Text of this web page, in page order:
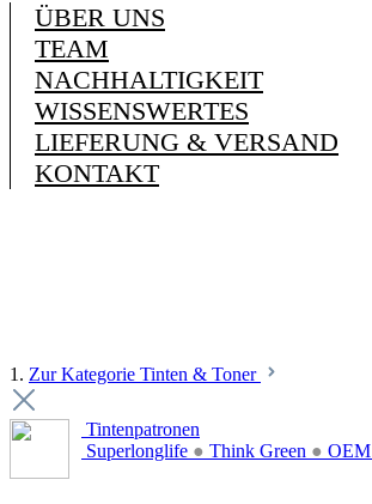
ÜBER UNS
TEAM
NACHHALTIGKEIT
WISSENSWERTES
LIEFERUNG & VERSAND
KONTAKT
1. Zur Kategorie Tinten & Toner
Tintenpatronen
Superlonglife ● Think Green ● OEM